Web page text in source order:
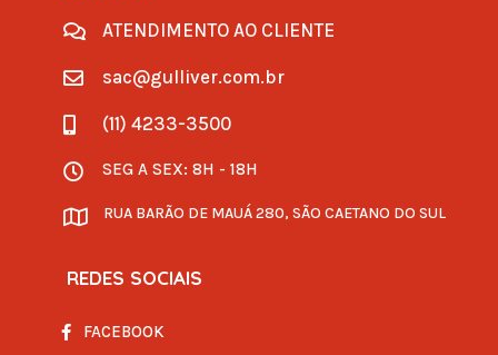
 ATENDIMENTO AO CLIENTE
 sac@gulliver.com.br
 (11) 4233-3500
 SEG A SEX: 8H - 18H
 RUA BARÃO DE MAUÁ 280, SÃO CAETANO DO SUL
REDES SOCIAIS
FACEBOOK